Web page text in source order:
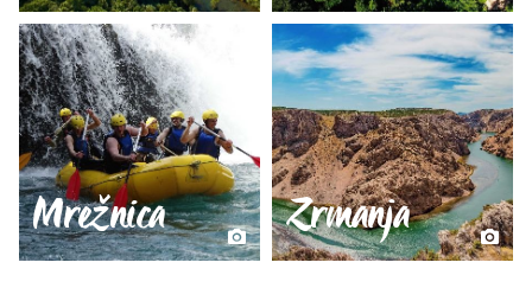
Mrežnica Zrmanja